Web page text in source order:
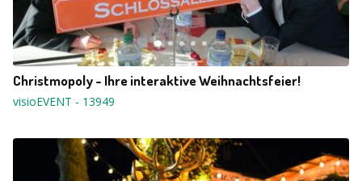
Christmopoly - Ihre interaktive Weihnachtsfeier!
visioEVENT - 13949